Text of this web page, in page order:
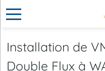
Installation de
Double Flux à